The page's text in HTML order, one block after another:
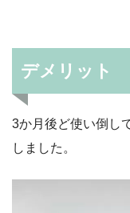
デメリット
3か月後ど使い倒し
しました。